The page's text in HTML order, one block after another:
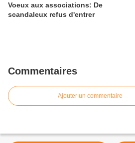
Voeux aux associations: De
scandaleux refus d'entrer
Commentaires
Ajouter un commentaire